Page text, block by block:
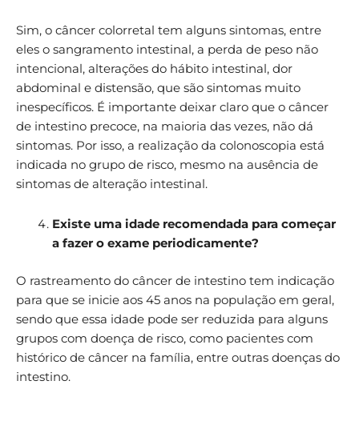
Sim, o câncer colorretal tem alguns sintomas, entre
eles o sangramento intestinal, a perda de peso não
intencional, alterações do hábito intestinal, dor
abdominal e distensão, que são sintomas muito
inespecíficos. É importante deixar claro que o câncer
de intestino precoce, na maioria das vezes, não dá
sintomas. Por isso, a realização da colonoscopia está
indicada no grupo de risco, mesmo na ausência de
sintomas de alteração intestinal.
Existe uma idade recomendada para começar
a fazer o exame periodicamente?
O rastreamento do câncer de intestino tem indicação
para que se inicie aos 45 anos na população em geral,
sendo que essa idade pode ser reduzida para alguns
grupos com doença de risco, como pacientes com
histórico de câncer na família, entre outras doenças do
intestino.